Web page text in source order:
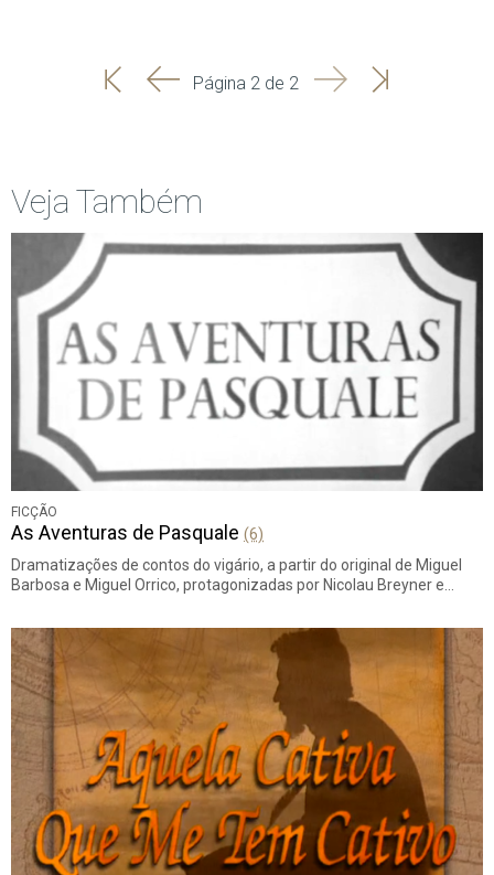
'
'
Página 2 de 2 SeguinteÚltima
Veja Também
FICÇÃO
As Aventuras de Pasquale (6)
Dramatizações de contos do vigário, a partir do original de Miguel
Barbosa e Miguel Orrico, protagonizadas por Nicolau Breyner e…